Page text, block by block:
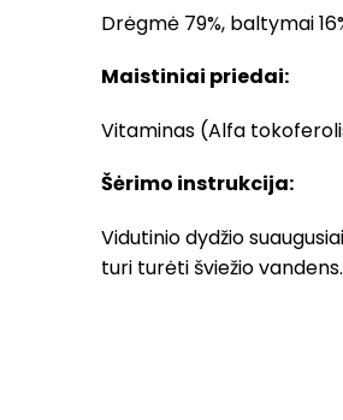
Drėgmė 79%, baltymai
Maistiniai priedai:
Vitaminas (Alfa
Šėrimo instrukcija:
Vidutinio dydžio
turi turėti šviežio vandens.